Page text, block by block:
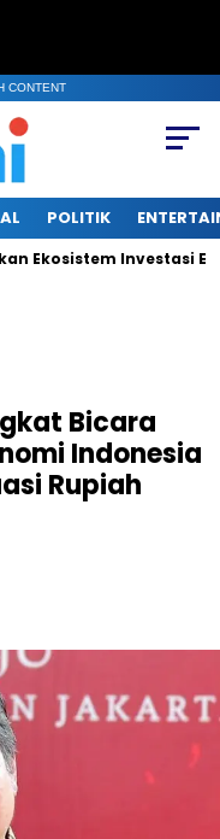
CONTENT
POLITIK
Investasi Emas
Bicara
Indonesia
Rupiah